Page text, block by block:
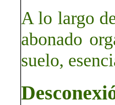
A lo largo
abonado
suelo,